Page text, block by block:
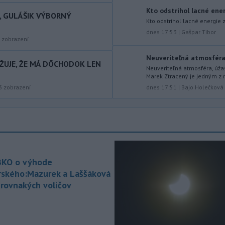
Andalúzii. Tamojšie
orgány tvrdia, že žiadna obytná zóna v
súčasnosti nie je ohrozená, píše TASR
Po nočnom požiari v obci
Braväcovo v okrese Brezno, ktorý
zasiahol celkovo desať stavieb,
vyhlásila samospráva mimoriadnu
smere k festivalu Lovestream.
Vojenského technického a
GULÁŠIK VÝBORNÝ
zobrazení
ŽE MÁ DÔCHODOK LEN
zobrazení
Kto odstrihol lacné
Kto odstrihol lacné energie
dnes 17:53 | Gašpar Tibor
Neuveriteľná
Neuveriteľná atmosféra,
Marek Ztracený je jedným
dnes 17:51 | Bajo Holečková
o výhode
a Laššáková
voličov